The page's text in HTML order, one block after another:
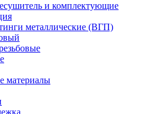
и комплектующие
металлические (ВГП)
материалы